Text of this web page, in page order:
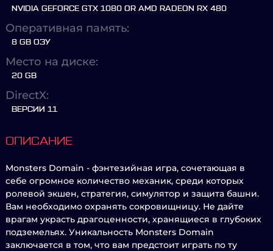
NVIDIA GEFORCE GTX 1080 OR AMD RADEON RX 480
Оперативная память:
8 GB ОЗУ
Место на диске:
20 GB
DirectX:
ВЕРСИИ 11
ОПИСАНИЕ
Monsters Domain - фэнтезийная игра, сочетающая в
себе огромное количество механик, среди которых
ролевой экшен, стратегия, симулятор и защита башни.
Вам необходимо охранять сокровищницу. Не дайте
врагам украсть драгоценности, хранящиеся в глубоких
подземельях. Уникальность Monsters Domain
заключается в том, что вам предстоит играть по ту